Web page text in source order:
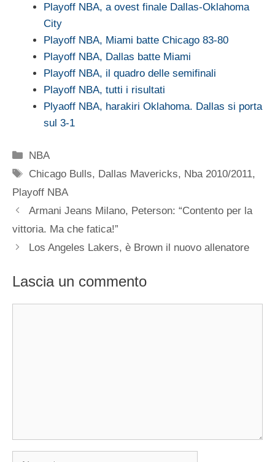
Playoff NBA, a ovest finale Dallas-Oklahoma
City
Playoff NBA, Miami batte Chicago 83-80
Playoff NBA, Dallas batte Miami
Playoff NBA, il quadro delle semifinali
Playoff NBA, tutti i risultati
Plyaoff NBA, harakiri Oklahoma. Dallas si porta
sul 3-1
Categorie
NBA
Tag
Chicago Bulls, Dallas Mavericks, Nba 2010/2011,
Playoff NBA
Armani Jeans Milano, Peterson: “Contento per la
vittoria. Ma che fatica!”
Los Angeles Lakers, è Brown il nuovo allenatore
Lascia un commento